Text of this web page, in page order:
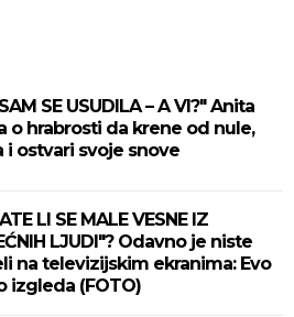
SE USUDILA – A VI?" Anita
o hrabrosti da krene od nule,
i ostvari svoje snove
LI SE MALE VESNE IZ
LJUDI"? Odavno je niste
na televizijskim ekranima: Evo
izgleda (FOTO)